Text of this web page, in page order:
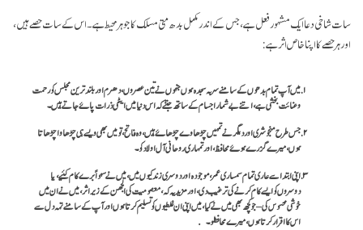
سات شاخی دعا ایک مشہور فعل ہے، جس کے اندر مکمل بدھ متی مسلک کا جوہر محیط ہے۔ اس کے سات حصے ہیں،
اور ہر حصے کا اپنا خاص اثر ہے:
میں آپ تمام بدھوں کے سامنے سر بہ سجدہ ہوں جنہوں نے تین عصروں، دھرم اور بلند ترین مجلس کو رحمت
و عنائت بخشی ہے، اتنے بے شمار اجسام کے ساتھ جتنے کہ اس دنیا میں ایٹمی ذرات پاۓ جاتے ہیں۔
جس طرح منجوشری اور دیگر نے تمہیں چڑھاوے چڑھاۓ ہیں، وہ فاتح، تو میں بھی ویسے ہی چڑھاوا چڑھاتا
ہوں، میرے گزرے ہوۓ محافظ، اور تمہاری روحانی آل اولاد کو۔
اپنی ابتدا سے عاری تمام سمساری عمر، موجودہ اور دوسری زندگیوں میں، میں نے سہواً برے کام کئیے، یا
دوسروں کو ایسے کام کرنے کی ترغیب دی، اور مزید یہ کہ، معصومیت کی الجھن کے زیر اثر، میں نے ان میں
خوشی محسوس کی – جو کچھ بھی میں نے کیا، میں اپنی ان غلطیوں کو تسلیم کرتا ہوں اور آپ کے سامنے تہہ دل سے
اس کا اقرار کرتا ہوں، میرے محافظو۔